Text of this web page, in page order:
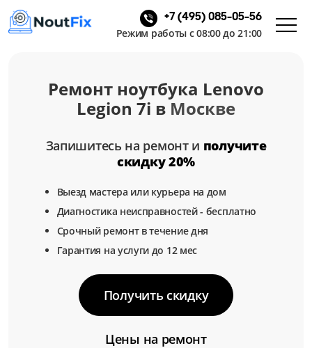
+7 (495) 085-05-56
Режим работы с 08:00 до 21:00
Ремонт ноутбука Lenovo
Legion 7i в Москве
Запишитесь на ремонт и получите
скидку 20%
Выезд мастера или курьера на дом
Диагностика неисправностей - бесплатно
Срочный ремонт в течение дня
Гарантия на услуги до 12 мес
Получить скидку
Цены на ремонт